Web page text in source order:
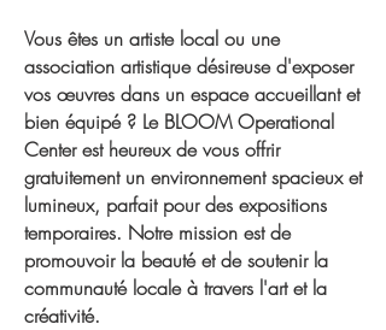
Vous êtes un artiste local ou une
association artistique désireuse d'exposer
vos œuvres dans un espace accueillant et
bien équipé ? Le BLOOM Operational
Center est heureux de vous offrir
gratuitement un environnement spacieux et
lumineux, parfait pour des expositions
temporaires. Notre mission est de
promouvoir la beauté et de soutenir la
communauté locale à travers l'art et la
créativité.